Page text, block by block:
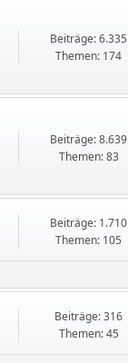
Beiträge: 6.335
Themen: 174
Beiträge: 8.639
Themen: 83
Beiträge: 1.710
Themen: 105
Beiträge: 316
Themen: 45